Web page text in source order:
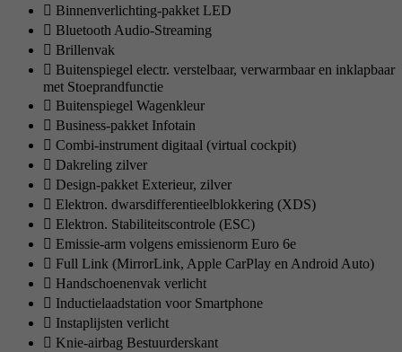
Binnenverlichting-pakket LED
Bluetooth Audio-Streaming
Brillenvak
Buitenspiegel electr. verstelbaar, verwarmbaar en inklapbaar
met Stoeprandfunctie
Buitenspiegel Wagenkleur
Business-pakket Infotain
Combi-instrument digitaal (virtual cockpit)
Dakreling zilver
Design-pakket Exterieur, zilver
Elektron. dwarsdifferentieelblokkering (XDS)
Elektron. Stabiliteitscontrole (ESC)
Emissie-arm volgens emissienorm Euro 6e
Full Link (MirrorLink, Apple CarPlay en Android Auto)
Handschoenenvak verlicht
Inductielaadstation voor Smartphone
Instaplijsten verlicht
Knie-airbag Bestuurderskant